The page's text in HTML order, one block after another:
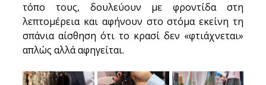
τόπο τους, δουλεύουν με φροντίδα στη
λεπτομέρεια και αφήνουν στο στόμα εκείνη τη
σπάνια αίσθηση ότι το κρασί δεν «φτιάχνεται»
απλώς αλλά αφηγείται.